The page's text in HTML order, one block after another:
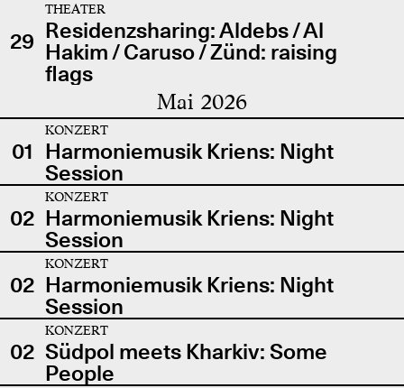
29
THEATER
Residenzsharing: Aldebs / Al
Hakim / Caruso / Zünd: raising
flags
Mai 2026
01
KONZERT
Harmoniemusik Kriens: Night
Session
02
KONZERT
Harmoniemusik Kriens: Night
Session
02
KONZERT
Harmoniemusik Kriens: Night
Session
02
KONZERT
Südpol meets Kharkiv: Some
People